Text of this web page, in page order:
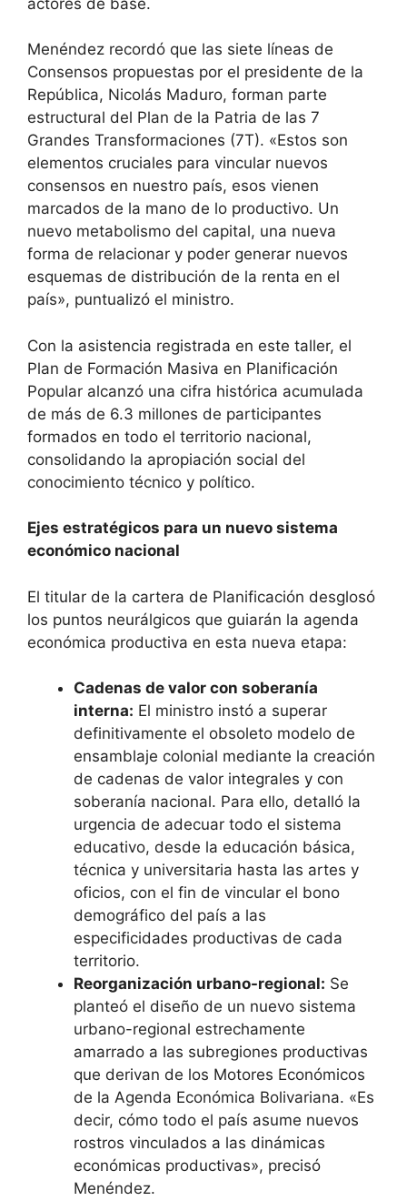
Menéndez recordó que las siete líneas de
Consensos propuestas por el presidente de la
República, Nicolás Maduro, forman parte
estructural del Plan de la Patria de las 7
Grandes Transformaciones (7T). «Estos son
elementos cruciales para vincular nuevos
consensos en nuestro país, esos vienen
marcados de la mano de lo productivo. Un
nuevo metabolismo del capital, una nueva
forma de relacionar y poder generar nuevos
esquemas de distribución de la renta en el
país», puntualizó el ministro.
Con la asistencia registrada en este taller, el
Plan de Formación Masiva en Planificación
Popular alcanzó una cifra histórica acumulada
de más de 6.3 millones de participantes
formados en todo el territorio nacional,
consolidando la apropiación social del
conocimiento técnico y político.
Ejes estratégicos para un nuevo sistema
económico nacional
El titular de la cartera de Planificación desglosó
los puntos neurálgicos que guiarán la agenda
económica productiva en esta nueva etapa:
Cadenas de valor con soberanía
interna: El ministro instó a superar
definitivamente el obsoleto modelo de
ensamblaje colonial mediante la creación
de cadenas de valor integrales y con
soberanía nacional. Para ello, detalló la
urgencia de adecuar todo el sistema
educativo, desde la educación básica,
técnica y universitaria hasta las artes y
oficios, con el fin de vincular el bono
demográfico del país a las
especificidades productivas de cada
territorio.
Reorganización urbano-regional: Se
planteó el diseño de un nuevo sistema
urbano-regional estrechamente
amarrado a las subregiones productivas
que derivan de los Motores Económicos
de la Agenda Económica Bolivariana. «Es
decir, cómo todo el país asume nuevos
rostros vinculados a las dinámicas
económicas productivas», precisó
Menéndez.